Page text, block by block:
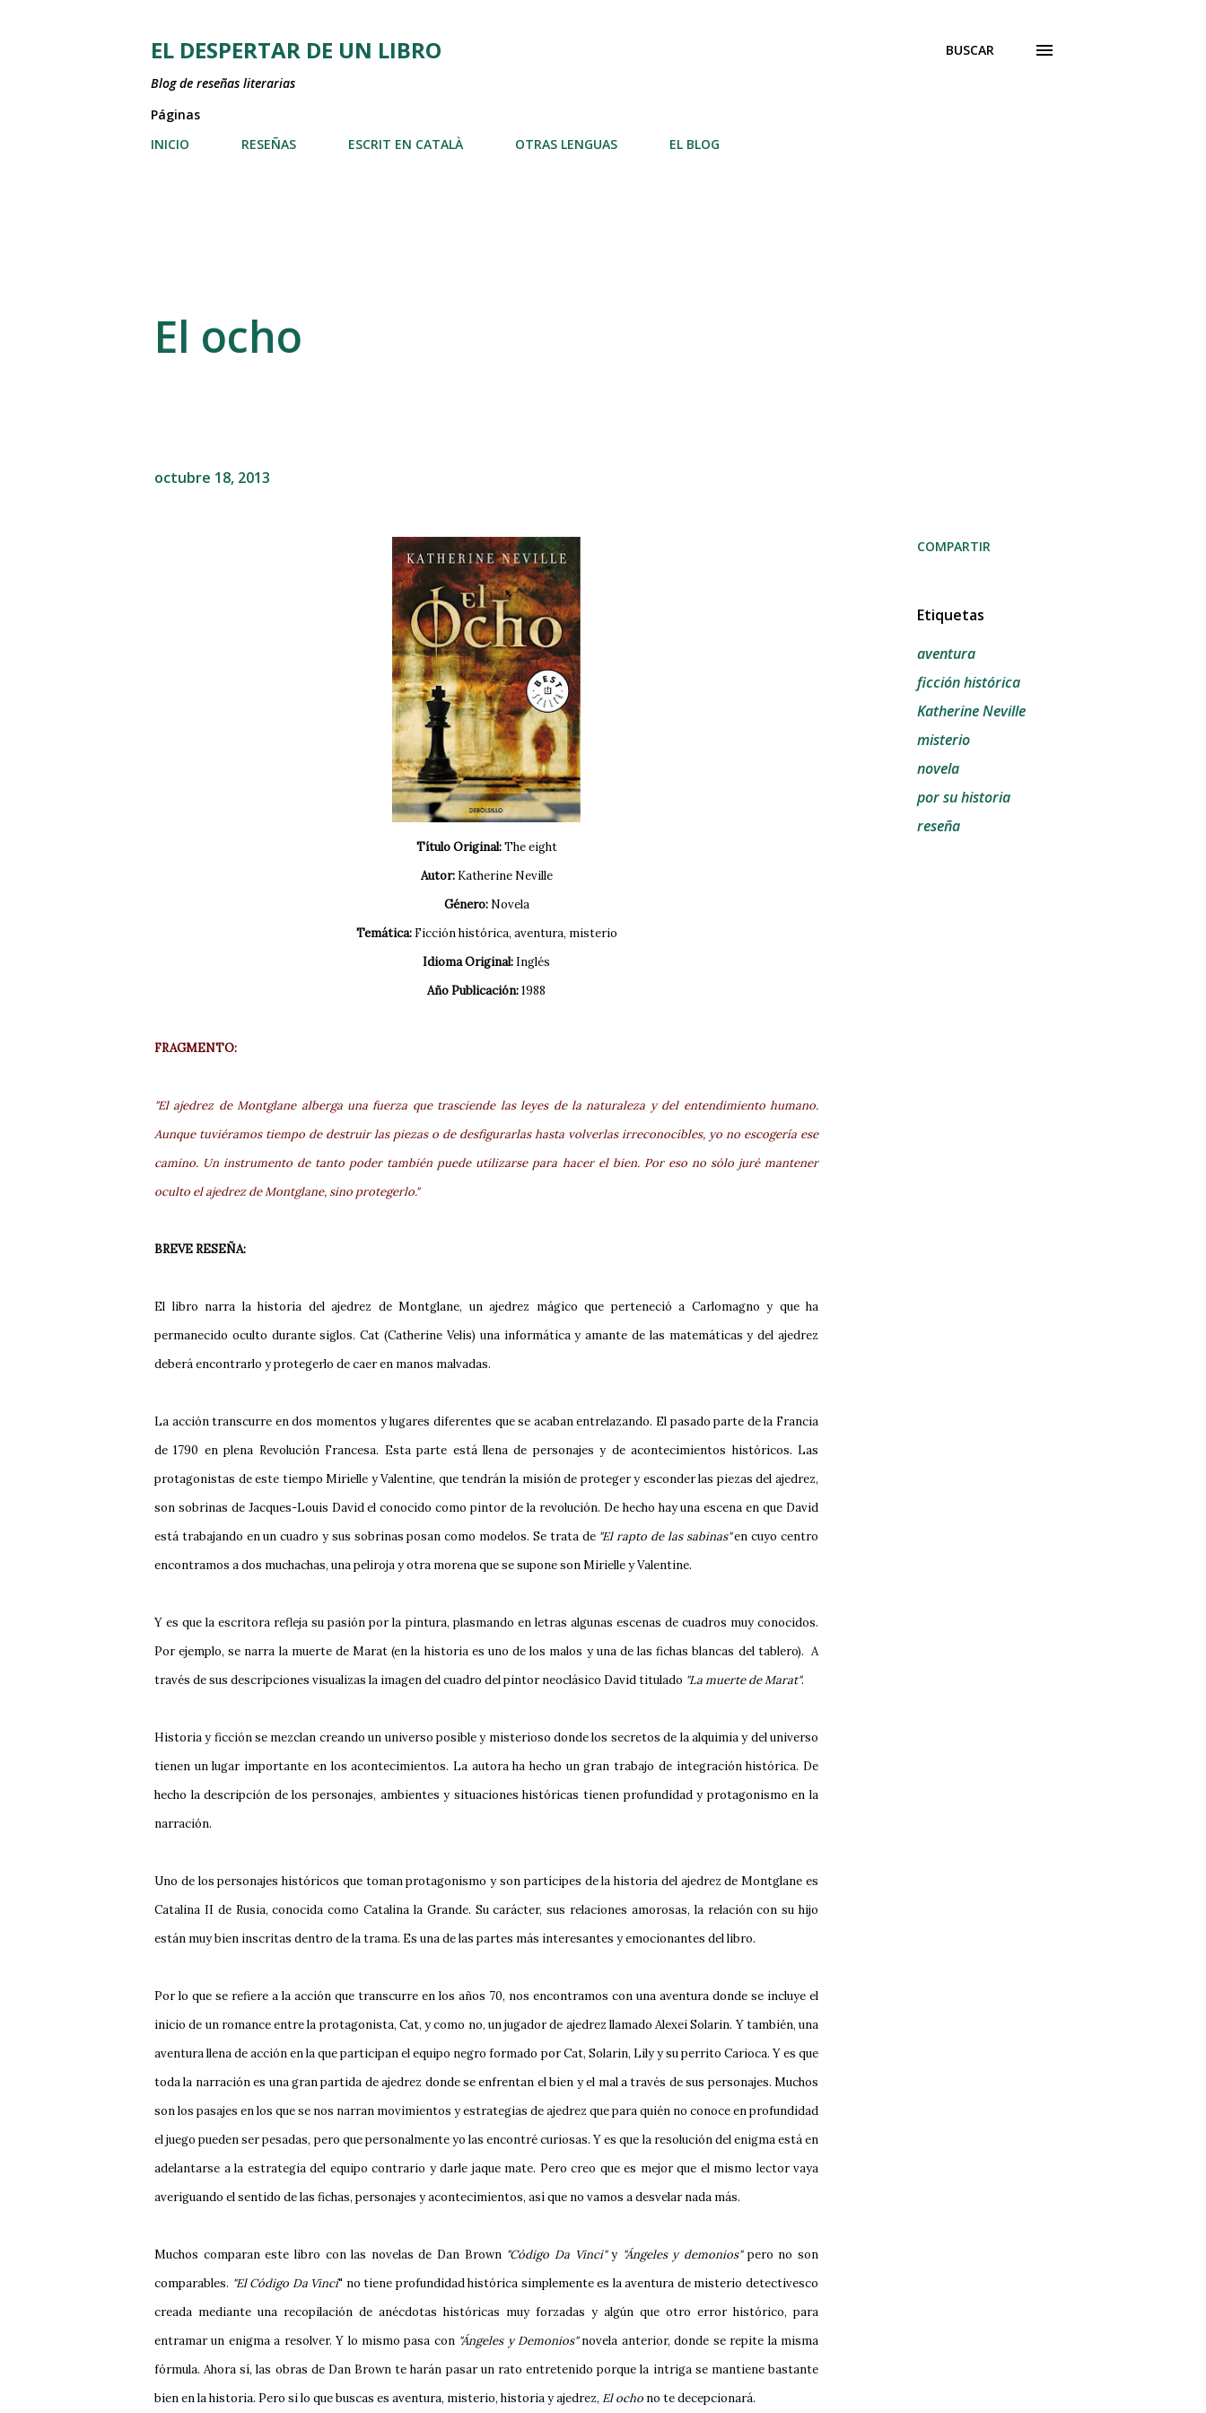
EL DESPERTAR DE UN LIBRO
Blog de reseñas literarias
BUSCAR
Páginas
INICIO
RESEÑAS ESCRIT EN CATALÀ OTRAS LENGUAS EL BLOG
El ocho
octubre 18, 2013
Título Original:The eight
Autor: Katherine Neville
Género: Novela
Temática:Ficción histórica, aventura, misterio
Idioma Original: Inglés
Año Publicación:1988
FRAGMENTO:
"El ajedrez de Montglane alberga una fuerza que trasciende las leyes de la naturaleza y del entendimiento humano.
Aunque tuviéramos tiempo de destruir las piezas o de desfigurarlas hasta volverlas irreconocibles, yo no escogería ese
camino. Un instrumento de tanto poder también puede utilizarse para hacer el bien. Por eso no sólo juré mantener
oculto el ajedrez de Montglane, sino protegerlo."
BREVE RESEÑA:
El libro narra la historia del ajedrez de Montglane, un ajedrez mágico que perteneció a Carlomagno y que ha
permanecido oculto durante siglos. Cat (Catherine Velis) una informática y amante de las matemáticas y del ajedrez
deberá encontrarlo y protegerlo de caer en manos malvadas.
La acción transcurre en dos momentos y lugares diferentes que se acaban entrelazando. El pasado parte de la Francia
de 1790 en plena Revolución Francesa. Esta parte está llena de personajes y de acontecimientos históricos. Las
protagonistas de este tiempo Mirielle y Valentine, que tendrán la misión de proteger y esconder las piezas del ajedrez,
son sobrinas de Jacques-Louis David el conocido como pintor de la revolución. De hecho hay una escena en que David
está trabajando en un cuadro y sus sobrinas posan como modelos. Se trata de "El rapto de las sabinas"en cuyo centro
encontramos a dos muchachas, una peliroja y otra morena que se supone son Mirielle y Valentine.
Y es que la escritora refleja su pasión por la pintura, plasmando en letras algunas escenas de cuadros muy conocidos.
Por ejemplo, se narra la muerte de Marat (en la historia es uno de los malos y una de las fichas blancas del tablero). A
través de sus descripciones visualizas la imagen del cuadro del pintor neoclásico David titulado "La muerte de Marat".
Historia y ficción se mezclan creando un universo posible y misterioso donde los secretos de la alquimia y del universo
tienen un lugar importante en los acontecimientos. La autora ha hecho un gran trabajo de integración histórica. De
hecho la descripción de los personajes, ambientes y situaciones históricas tienen profundidad y protagonismo en la
narración.
Uno de los personajes históricos que toman protagonismo y son partícipes de la historia del ajedrez de Montglane es
Catalina II de Rusia, conocida como Catalina la Grande. Su carácter, sus relaciones amorosas, la relación con su hijo
están muy bien inscritas dentro de la trama. Es una de las partes más interesantes y emocionantes del libro.
Por lo que se refiere a la acción que transcurre en los años 70, nos encontramos con una aventura donde se incluye el
inicio de un romance entre la protagonista, Cat, y como no, un jugador de ajedrez llamado Alexei Solarin. Y también, una
aventura llena de acción en la que participan el equipo negro formado por Cat, Solarin, Lily y su perrito Carioca. Y es que
toda la narración es una gran partida de ajedrez donde se enfrentan el bien y el mal a través de sus personajes. Muchos
son los pasajes en los que se nos narran movimientos y estrategias de ajedrez que para quién no conoce en profundidad
el juego pueden ser pesadas, pero que personalmente yo las encontré curiosas. Y es que la resolución del enigma está en
adelantarse a la estrategia del equipo contrario y darle jaque mate. Pero creo que es mejor que el mismo lector vaya
averiguando el sentido de las fichas, personajes y acontecimientos, así que no vamos a desvelar nada más.
Muchos comparan este libro con las novelas de Dan Brown"Código Da Vinci"y "Ángeles y demonios"pero no son
comparables. "El Código Da Vinci" no tiene profundidad histórica simplemente es la aventura de misterio detectivesco
creada mediante una recopilación de anécdotas históricas muy forzadas y algún que otro error histórico, para
entramar un enigma a resolver. Y lo mismo pasa con "Ángeles y Demonios"novela anterior, donde se repite la misma
fórmula. Ahora sí, las obras de Dan Brown te harán pasar un rato entretenido porque la intriga se mantiene bastante
bien en la historia. Pero si lo que buscas es aventura, misterio, historia y ajedrez, El ocho no te decepcionará.
COMPARTIR
Etiquetas
aventura
ficción histórica
Katherine Neville
misterio
novela
por su historia
reseña